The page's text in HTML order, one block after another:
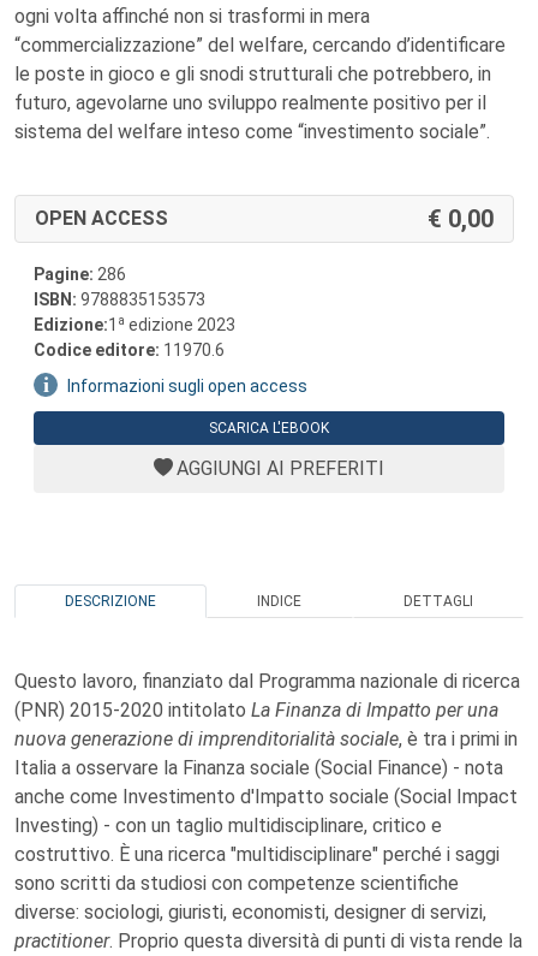
ogni volta affinché non si trasformi in mera
“commercializzazione” del welfare, cercando d’identificare
le poste in gioco e gli snodi strutturali che potrebbero, in
futuro, agevolarne uno sviluppo realmente positivo per il
sistema del welfare inteso come “investimento sociale”.
OPEN ACCESS 0,00
Pagine: 286
ISBN: 9788835153573
Edizione:1 a edizione 2023
Codice editore: 11970.6
Informazioni sugli open access
SCARICA L'EBOOK
AGGIUNGI AI PREFERITI
DESCRIZIONE INDICE DETTAGLI
Questo lavoro, finanziato dal Programma nazionale di ricerca
(PNR) 2015-2020 intitolato La Finanza di Impatto per una
nuova generazione di imprenditorialità sociale, è tra i primi in
Italia a osservare la Finanza sociale (Social Finance) - nota
anche come Investimento d'Impatto sociale (Social Impact
Investing) - con un taglio multidisciplinare, critico e
costruttivo. È una ricerca "multidisciplinare" perché i saggi
sono scritti da studiosi con competenze scientifiche
diverse: sociologi, giuristi, economisti, designer di servizi,
practitioner. Proprio questa diversità di punti di vista rende la